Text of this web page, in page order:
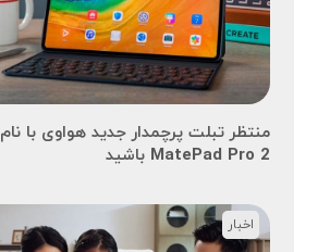
منتظر تبلت پرچمدار جدید هواوی با نام
MatePad Pro 2 باشید
اخبار